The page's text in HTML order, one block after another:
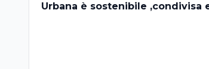
Urbana è sostenibile ,condivisa